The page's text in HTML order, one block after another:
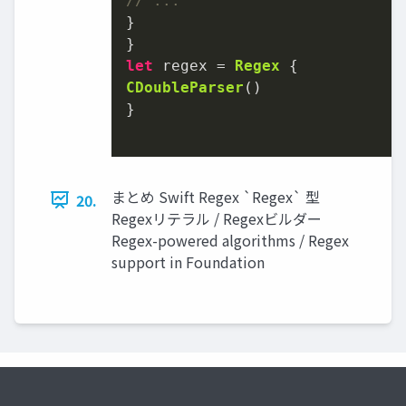
}
let regex = Regex
CDoubleParser ()
}
20.
まとめ Swift Regex `Regex` 型
Regexリテラル / Regexビルダー
Regex-powered algorithms / Regex
support in Foundation